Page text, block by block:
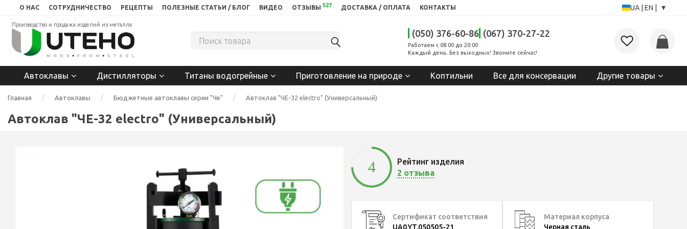
О НАС СОТРУДНИЧЕСТВО РЕЦЕПТЫ ПОЛЕЗНЫЕ СТАТЬИ / БЛОГ ВИДЕО ОТЗЫВЫ 527 ДОСТАВКА / ОПЛАТА КОНТАКТЫ UA EN ▾
Производство и продажа изделий из металла
(050) 376-60-86 (067) 370-27-22
Работаем с 08:00 до 20:00
Каждый день. Без выходных! Звоните сейчас!
Автоклавы Дистилляторы Титаны водогрейные Приготовление на природе Коптильни Все для консервации Другие товары
Главная Автоклавы Бюджетные автоклавы серии "Че" Автоклав "ЧЕ-32 electro" (Универсальный)
Автоклав "ЧЕ-32 electro" (Универсальный)
4
Рейтинг изделия
2 отзыва
Сертификат соответствия
UA0.YT.050505-21
Материал корпуса
Черная сталь